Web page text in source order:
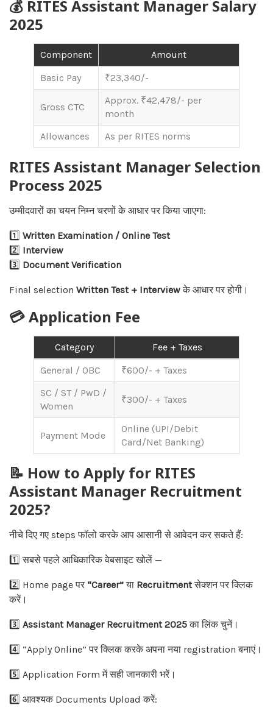
💰 RITES Assistant Manager Salary
2025
Component
Amount
Basic Pay
₹23,340/-
Gross CTC
Approx. ₹42,478/- per
month
Allowances
As per RITES norms
RITES Assistant Manager Selection
Process 2025
उम्मीदवारों का चयन निम्न चरणों के आधार पर किया जाएगा:
1️⃣ Written Examination / Online Test
2️⃣ Interview
3️⃣ Document Verification
Final selection Written Test + Interviewके आधार पर होगी।
💳 Application Fee
Category
Fee + Taxes
General / OBC
₹600/- + Taxes
SC / ST / PwD /
Women
₹300/- + Taxes
Payment Mode
Online (UPI/Debit
Card/Net Banking)
📝 How to Apply for RITES
Assistant Manager Recruitment
2025?
नीचे दिए गए steps फॉलो करके आप आसानी से आवेदन कर सकते हैं:
1️⃣ सबसे पहले आधिकारिक वेबसाइट खोलें —
2️⃣ Home page पर “Career”या Recruitmentसेक्शन पर क्लिक
करें।
3️⃣ Assistant Manager Recruitment 2025का लिंक चुनें।
4️⃣ “Apply Online” पर क्लिक करके अपना नया registration बनाएं।
5️⃣ Application Form में सही जानकारी भरें।
6️⃣ आवश्यक Documents Upload करें: